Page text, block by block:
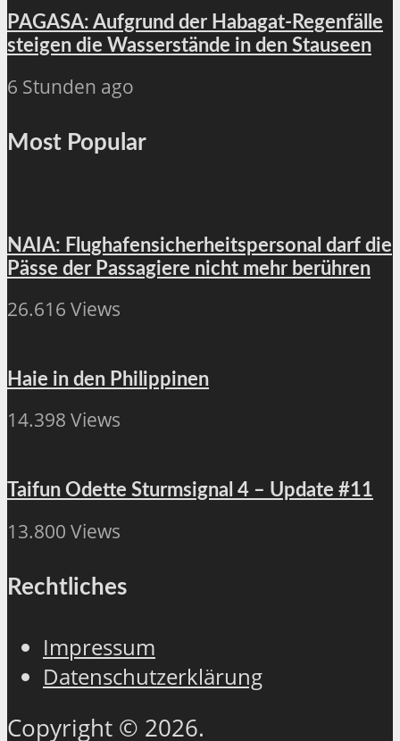
PAGASA: Aufgrund der Habagat-Regenfälle
steigen die Wasserstände in den Stauseen
6 Stunden ago
Most Popular
NAIA: Flughafensicherheitspersonal darf die
Pässe der Passagiere nicht mehr berühren
26.616 Views
Haie in den Philippinen
14.398 Views
Taifun Odette Sturmsignal 4 – Update #11
13.800 Views
Rechtliches
Impressum
Datenschutzerklärung
Copyright © 2026.